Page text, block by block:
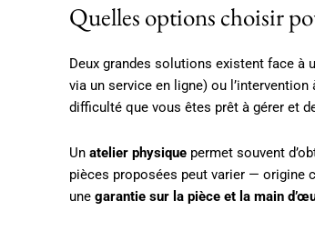
Quelles options choisir
Deux grandes solutions existent face à
via un service en ligne) ou
difficulté que vous êtes prêt à gérer et
Un atelier physique permet souvent
pièces proposées peut varier — origine
une garantie sur la pièce et la main